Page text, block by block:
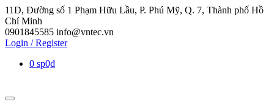
11D, Đường số 1 Phạm Hữu Lầu, P. Phú Mỹ, Q. 7, Thành phố Hồ
Chí Minh
0901845585 info@vntec.vn
Login / Register
0 sp0₫